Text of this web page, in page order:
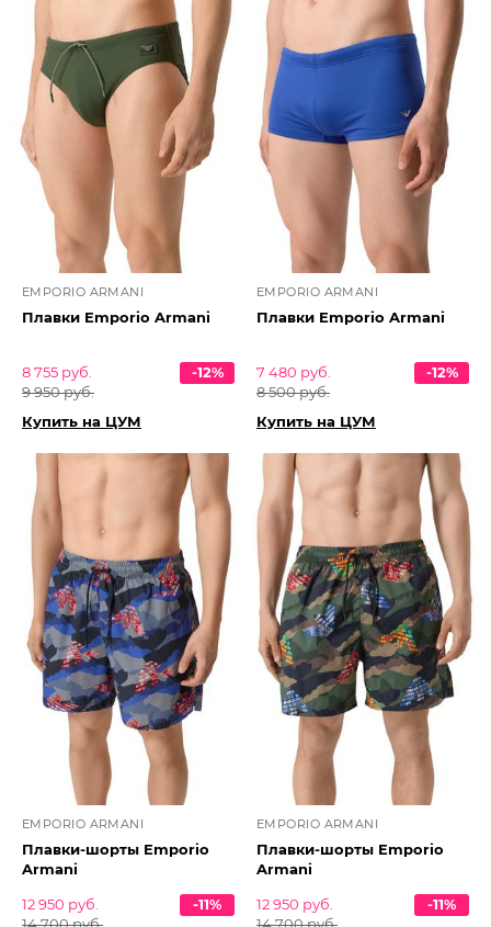
EMPORIO ARMANI
Плавки Emporio Armani
8 755 руб.
9 950 руб.
-12%
Купить на ЦУМ
EMPORIO ARMANI
Плавки Emporio Armani
7 480 руб.
8 500 руб.
-12%
Купить на ЦУМ
EMPORIO ARMANI
Плавки-шорты Emporio
Armani
12 950 руб.
-11%
EMPORIO ARMANI
Плавки-шорты Emporio
Armani
12 950 руб.
-11%